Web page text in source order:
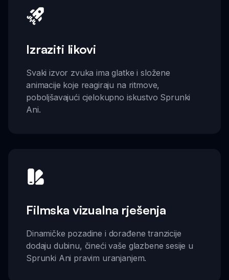
Izraziti likovi
Svaki izvor zvuka ima glatke i složene
animacije koje reagiraju na ritmove,
poboljšavajući cjelokupno iskustvo Sprunki
Ani.
Filmska vizualna rješenja
Dinamičke pozadine i dorađene tranzicije
dodaju dubinu, čineći vaše glazbene sesije u
Sprunki Ani pravim uranjanjem.